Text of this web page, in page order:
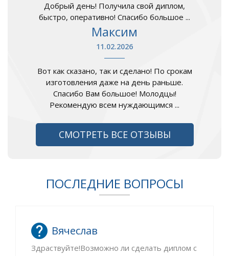
Добрый день! Получила свой диплом,
быстро, оперативно! Спасибо большое ...
Максим
11.02.2026
Вот как сказано, так и сделано! По срокам
изготовления даже на день раньше.
Спасибо Вам большое! Молодцы!
Рекомендую всем нуждающимся ...
СМОТРЕТЬ ВСЕ ОТЗЫВЫ
ПОСЛЕДНИЕ ВОПРОСЫ
Вячеслав
Здраствуйте!Возможно ли сделать диплом с